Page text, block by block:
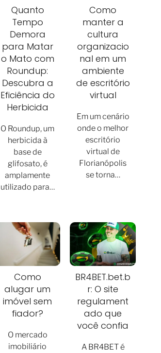
Quanto
Tempo
Demora
para Matar
o Mato com
Roundup:
Descubra a
Eficiência do
Herbicida
O Roundup, um
herbicida à
base de
glifosato, é
amplamente
utilizado para…
Como
manter a
cultura
organizacio
nal em um
ambiente
de escritório
virtual
Em um cenário
onde o melhor
escritório
virtual de
Florianópolis
se torna…
Como
alugar um
imóvel sem
fiador?
O mercado
imobiliário
BR4BET.bet.b
r: O site
regulament
ado que
você confia
A BR4BET é